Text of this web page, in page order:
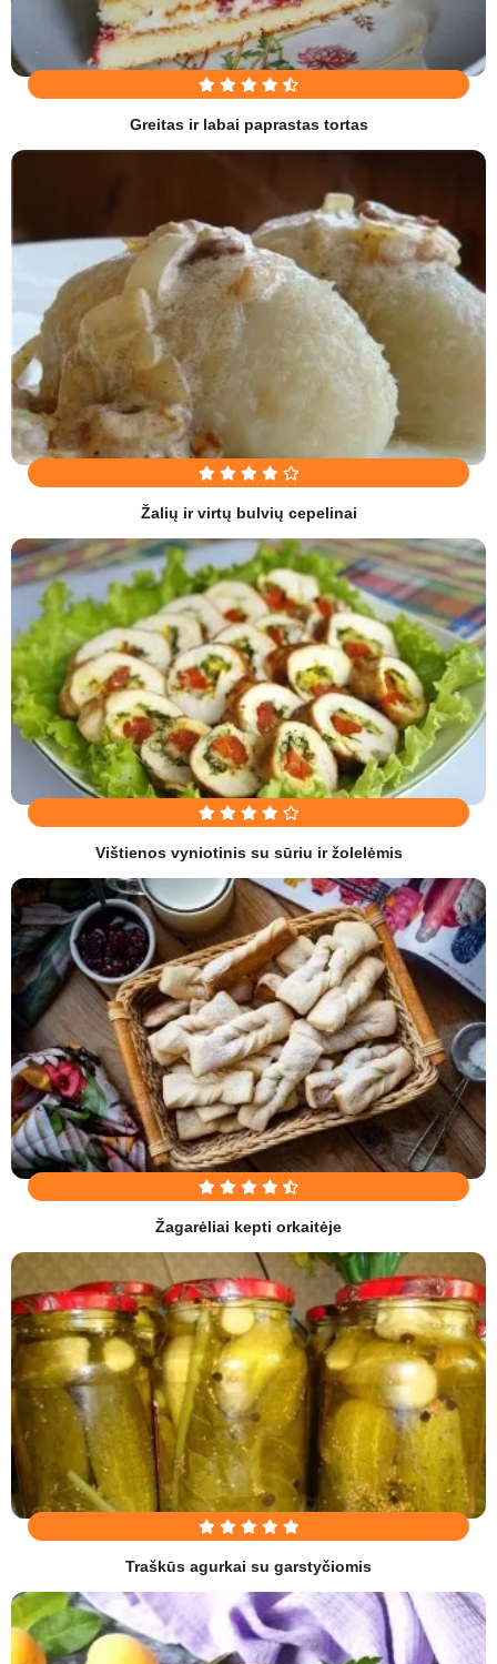
Greitas ir labai paprastas tortas
Žalių ir virtų bulvių cepelinai
Vištienos vyniotinis su sūriu ir žolelėmis
Žagarėliai kepti orkaitėje
Traškūs agurkai su garstyčiomis